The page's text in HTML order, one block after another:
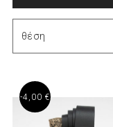
-4,00 €